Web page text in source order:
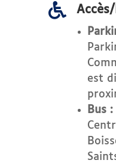

est
Bus :